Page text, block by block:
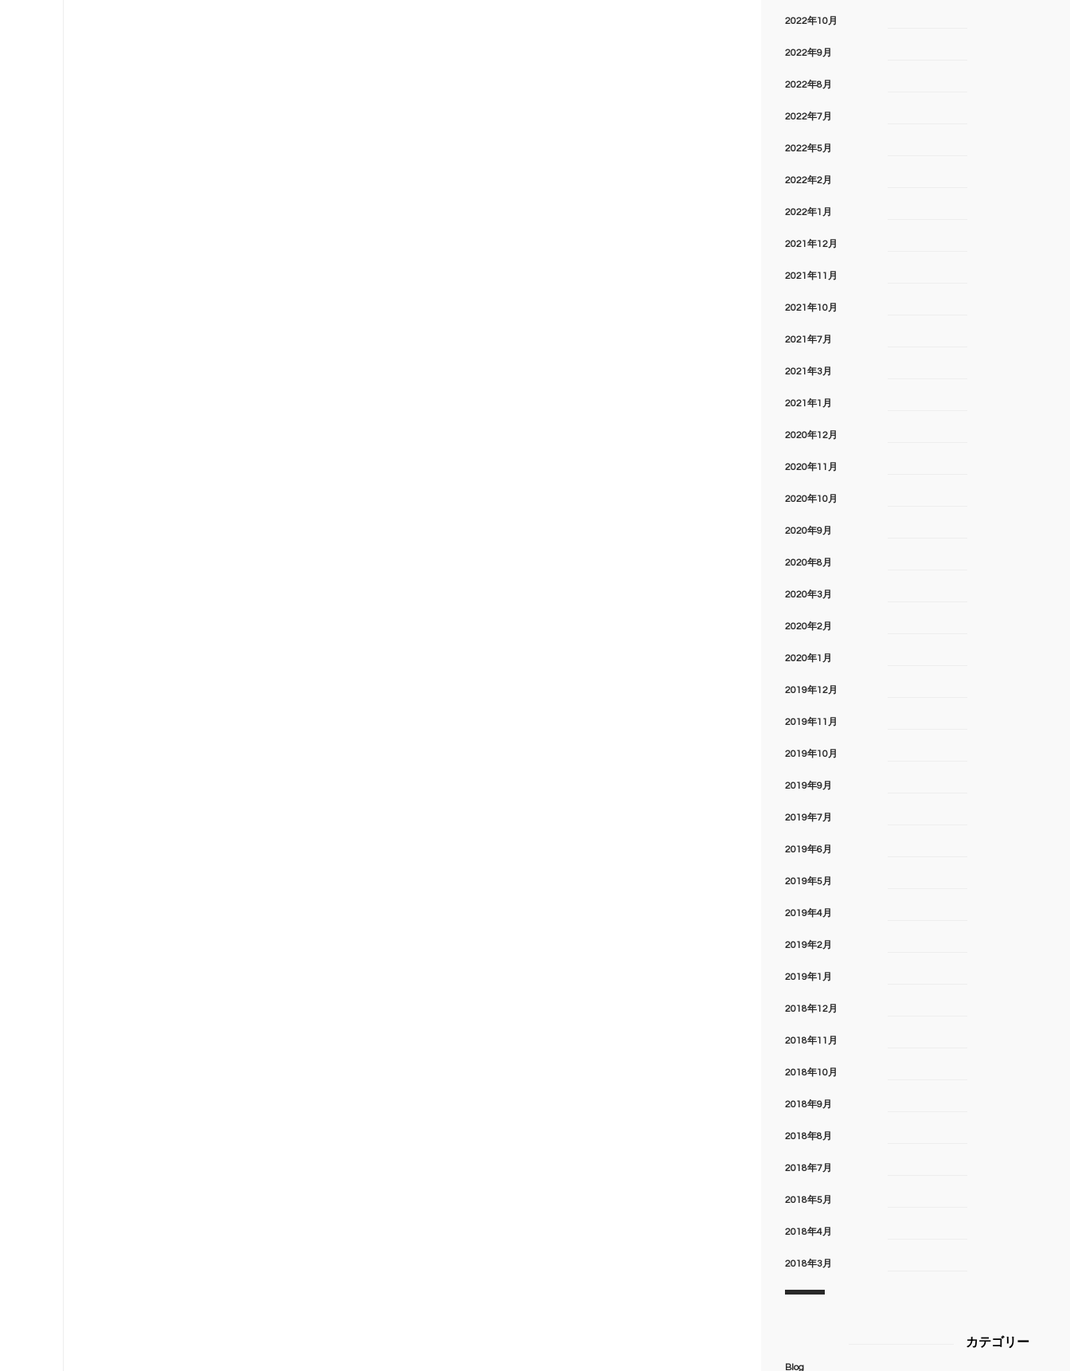
2022年10月
2022年9月
2022年8月
2022年7月
2022年5月
2022年2月
2022年1月
2021年12月
2021年11月
2021年10月
2021年7月
2021年3月
2021年1月
2020年12月
2020年11月
2020年10月
2020年9月
2020年8月
2020年3月
2020年2月
2020年1月
2019年12月
2019年11月
2019年10月
2019年9月
2019年7月
2019年6月
2019年5月
2019年4月
2019年2月
2019年1月
2018年12月
2018年11月
2018年10月
2018年9月
2018年8月
2018年7月
2018年5月
2018年4月
2018年3月
カテゴリー
Blog